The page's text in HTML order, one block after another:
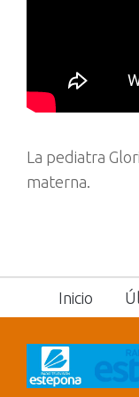
La pediatra
materna.
Inicio